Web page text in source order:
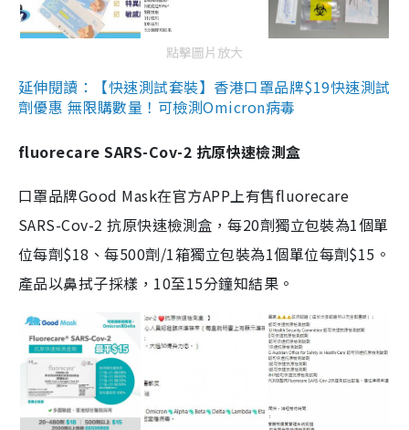
點擊圖片放大
延伸閱讀：【快速測試套裝】香港口罩品牌$19快速測試
劑優惠 無限購數量！可檢測Omicron病毒
fluorecare SARS-Cov-2 抗原快速檢測盒
口罩品牌Good Mask在官方APP上有售fluorecare
SARS-Cov-2 抗原快速檢測盒，每20劑獨立包裝為1個單
位每劑$18、每500劑/1箱獨立包裝為1個單位每劑$15。
產品以鼻拭子採樣，10至15分鐘知結果。